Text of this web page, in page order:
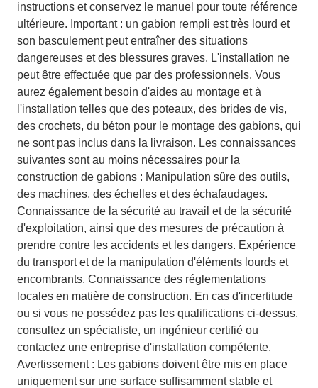
instructions et conservez le manuel pour toute référence
ultérieure. Important : un gabion rempli est très lourd et
son basculement peut entraîner des situations
dangereuses et des blessures graves. L'installation ne
peut être effectuée que par des professionnels. Vous
aurez également besoin d'aides au montage et à
l'installation telles que des poteaux, des brides de vis,
des crochets, du béton pour le montage des gabions, qui
ne sont pas inclus dans la livraison. Les connaissances
suivantes sont au moins nécessaires pour la
construction de gabions : Manipulation sûre des outils,
des machines, des échelles et des échafaudages.
Connaissance de la sécurité au travail et de la sécurité
d'exploitation, ainsi que des mesures de précaution à
prendre contre les accidents et les dangers. Expérience
du transport et de la manipulation d'éléments lourds et
encombrants. Connaissance des réglementations
locales en matière de construction. En cas d'incertitude
ou si vous ne possédez pas les qualifications ci-dessus,
consultez un spécialiste, un ingénieur certifié ou
contactez une entreprise d'installation compétente.
Avertissement : Les gabions doivent être mis en place
uniquement sur une surface suffisamment stable et